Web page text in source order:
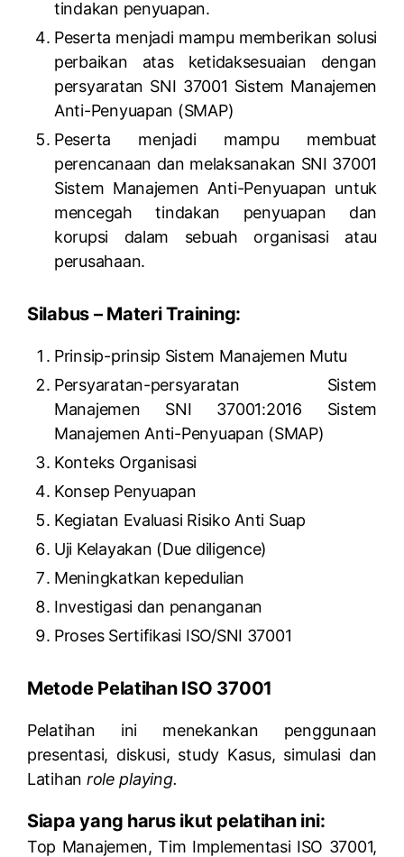
tindakan penyuapan.
Peserta menjadi mampu memberikan solusi
perbaikan atas ketidaksesuaian dengan
persyaratan SNI 37001 Sistem Manajemen
Anti-Penyuapan (SMAP)
Peserta menjadi mampu membuat
perencanaan dan melaksanakan SNI 37001
Sistem Manajemen Anti-Penyuapan untuk
mencegah tindakan penyuapan dan
korupsi dalam sebuah organisasi atau
perusahaan.
Silabus – Materi Training:
Prinsip-prinsip Sistem Manajemen Mutu
Persyaratan-persyaratan Sistem
Manajemen SNI 37001:2016 Sistem
Manajemen Anti-Penyuapan (SMAP)
Konteks Organisasi
Konsep Penyuapan
Kegiatan Evaluasi Risiko Anti Suap
Uji Kelayakan (Due diligence)
Meningkatkan kepedulian
Investigasi dan penanganan
Proses Sertifikasi ISO/SNI 37001
Metode Pelatihan ISO 37001
Pelatihan ini menekankan penggunaan
presentasi, diskusi, study Kasus, simulasi dan
Latihan role playing.
Siapa yang harus ikut pelatihan ini:
Top Manajemen, Tim Implementasi ISO 37001,